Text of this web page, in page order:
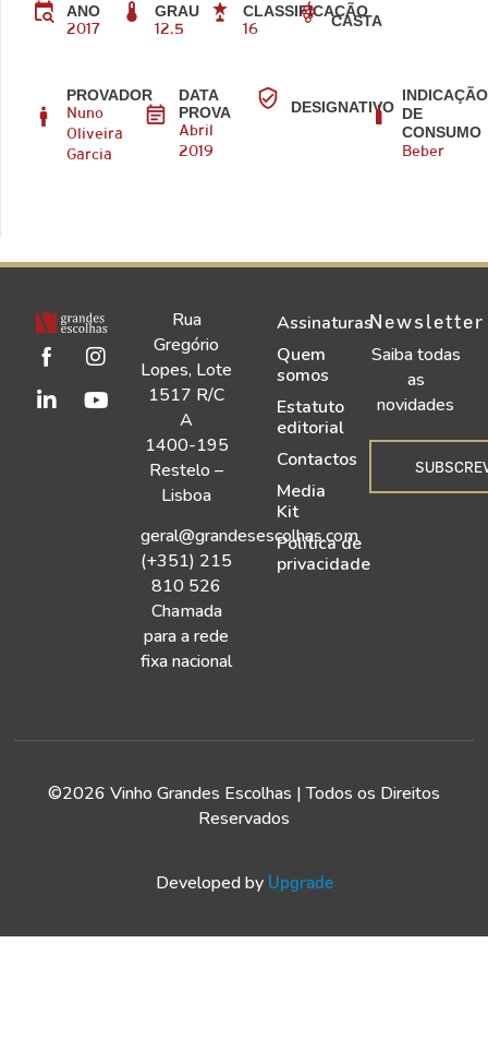
ANO
2017
GRAU
12.5
CLASSIFICAÇÃO
16
CASTA
PROVADOR
Nuno
Oliveira
Garcia
DATA
PROVA
Abril
2019
DESIGNATIVO
INDICAÇÃO
DE
CONSUMO
Beber
Rua
Gregório
Lopes, Lote
1517 R/C
A
1400-195
Restelo –
Lisboa
geral@grandesescolhas.com
(+351) 215
810 526
Chamada
para a rede
fixa nacional
Assinaturas
Quem
somos
Estatuto
editorial
Contactos
Media
Kit
Política de
privacidade
Newsletter
Saiba todas
as
novidades
©2026 Vinho Grandes Escolhas | Todos os Direitos
Reservados
Developed by Upgrade